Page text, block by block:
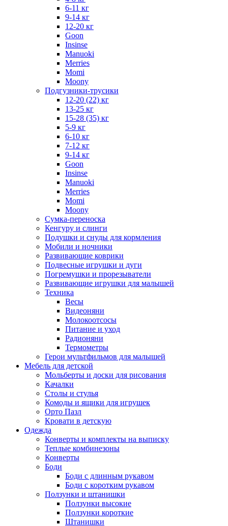
6-11 кг
9-14 кг
12-20 кг
Goon
Insinse
Manuoki
Merries
Momi
Moony
Подгузники-трусики
12-20 (22) кг
13-25 кг
15-28 (35) кг
5-9 кг
6-10 кг
7-12 кг
9-14 кг
Goon
Insinse
Manuoki
Merries
Momi
Moony
Сумка-переноска
Кенгуру и слинги
Подушки и снуды для кормления
Мобили и ночники
Развивающие коврики
Подвесные игрушки и дуги
Погремушки и прорезыватели
Развивающие игрушки для малышей
Техника
Весы
Видеоняни
Молокоотсосы
Питание и уход
Радионяни
Термометры
Герои мультфильмов для малышей
Мебель для детской
Мольберты и доски для рисования
Качалки
Столы и стулья
Комоды и ящики для игрушек
Орто Пазл
Кровати в детскую
Одежда
Конверты и комплекты на выписку
Теплые комбинезоны
Конверты
Боди
Боди с длинным рукавом
Боди с коротким рукавом
Ползунки и штанишки
Ползунки высокие
Ползунки короткие
Штанишки